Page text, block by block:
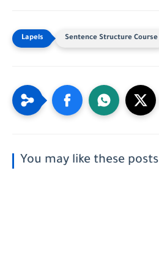
Sentence Structure Course
You may like these posts